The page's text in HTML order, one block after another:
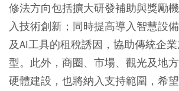
修法方向包括擴大研發補助與獎勵
入技術創新；同時提高導入智慧設
及AI工具的租稅誘因，協助傳統企
型。此外，商圈、市場、觀光及地
硬體建設，也將納入支持範圍，希